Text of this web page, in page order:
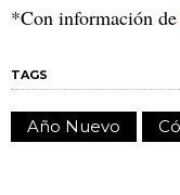
*Con información de
TAGS
Año Nuevo